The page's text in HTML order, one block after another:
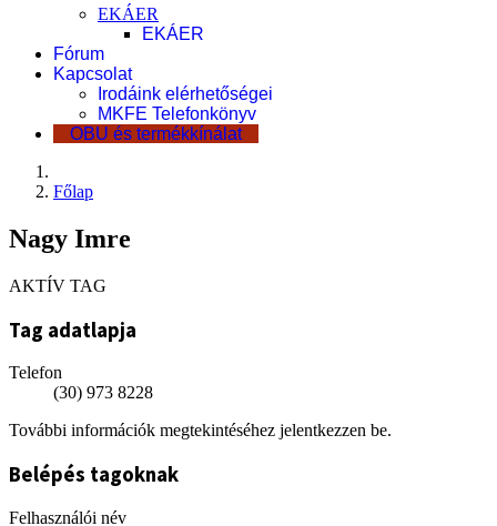
EKÁER
EKÁER
Fórum
Kapcsolat
Irodáink elérhetőségei
MKFE Telefonkönyv
OBU és termékkínálat
Főlap
Nagy Imre
AKTÍV TAG
Tag adatlapja
Telefon
(30) 973 8228
További információk megtekintéséhez jelentkezzen be.
Belépés tagoknak
Felhasználói név